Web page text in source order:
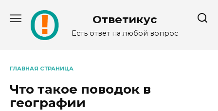
содержанию
Ответикус
Есть ответ на любой вопрос
ГЛАВНАЯ СТРАНИЦА
Что такое поводок в
географии